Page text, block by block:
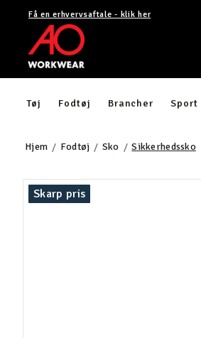
Få en erhvervsaftale - klik her
Tøj Fodtøj Brancher
Hjem Fodtøj Sko Sikkerhedssko
Skarp pris